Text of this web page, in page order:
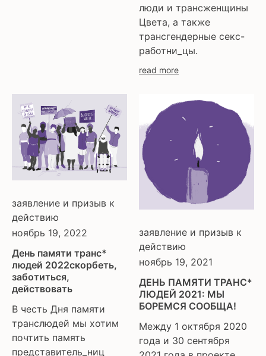
люди и трансженщины
Цвета, а также
трансгендерные секс-
работни_цы.
read more
заявление и призыв к
действию
ноябрь 19, 2022
День памяти транс*
людей 2022скорбеть,
заботиться,
действовать
В честь Дня памяти
транслюдей мы хотим
почтить память
представитель_ниц
заявление и призыв к
действию
ноябрь 19, 2021
ДЕНЬ ПАМЯТИ ТРАНС*
ЛЮДЕЙ 2021: МЫ
БОРЕМСЯ СООБЩА!
Между 1 октября 2020
года и 30 сентября